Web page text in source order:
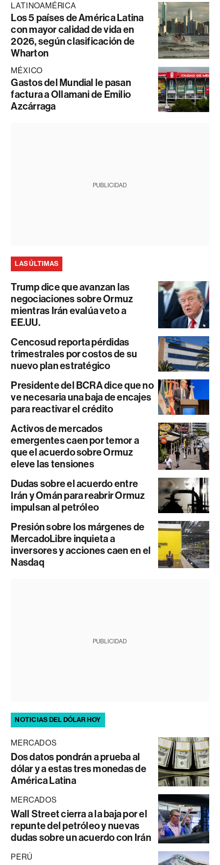
LATINOAMÉRICA
Los 5 países de América Latina
con mayor calidad de vida en
2026, según clasificación de
Wharton
MÉXICO
Gastos del Mundial le pasan
factura a Ollamani de Emilio
Azcárraga
PUBLICIDAD
LAS ÚLTIMAS
Trump dice que avanzan las
negociaciones sobre Ormuz
mientras Irán evalúa veto a
EE.UU.
Cencosud reporta pérdidas
trimestrales por costos de su
nuevo plan estratégico
Presidente del BCRA dice que no
ve necesaria una baja de encajes
para reactivar el crédito
Activos de mercados
emergentes caen por temor a
que el acuerdo sobre Ormuz
eleve las tensiones
Dudas sobre el acuerdo entre
Irán y Omán para reabrir Ormuz
impulsan al petróleo
Presión sobre los márgenes de
MercadoLibre inquieta a
inversores y acciones caen en el
Nasdaq
PUBLICIDAD
NOTICIAS DEL DÓLAR HOY
MERCADOS
Dos datos pondrán a prueba al
dólar y a estas tres monedas de
América Latina
MERCADOS
Wall Street cierra a la baja por el
repunte del petróleo y nuevas
dudas sobre un acuerdo con Irán
PERÚ